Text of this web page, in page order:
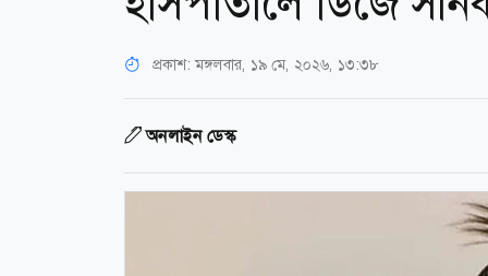
প্রকাশ:মঙ্গলবার, ১৯ মে, ২০২৬, ১৩:৩৮
অনলাইন ডেস্ক